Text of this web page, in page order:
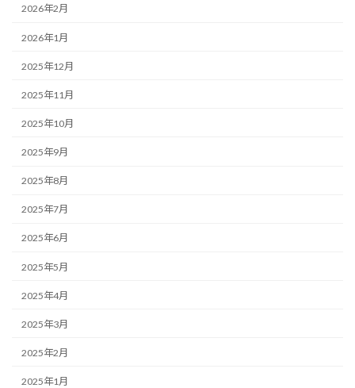
2026年2月
2026年1月
2025年12月
2025年11月
2025年10月
2025年9月
2025年8月
2025年7月
2025年6月
2025年5月
2025年4月
2025年3月
2025年2月
2025年1月